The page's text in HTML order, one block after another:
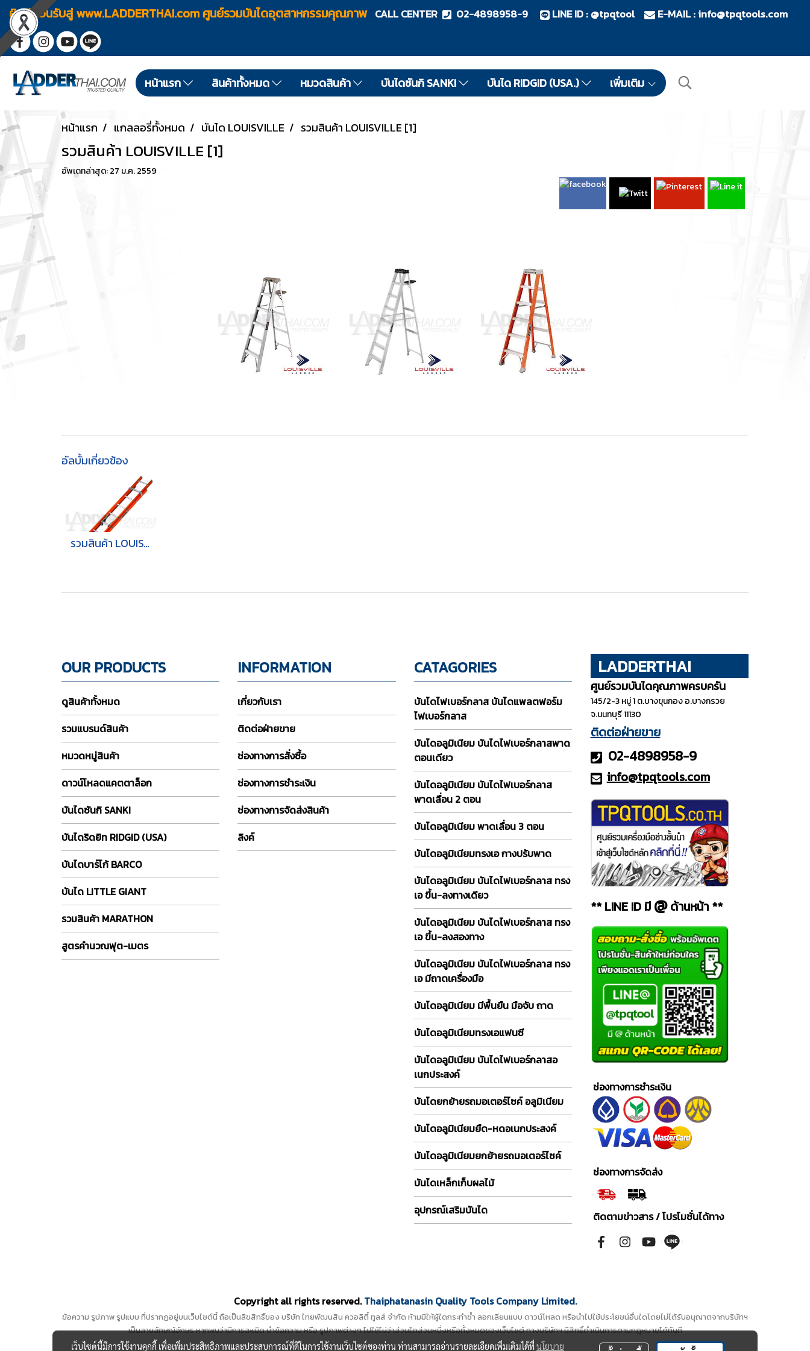
ยินดีต้อนรับสู่ www.LADDERTHAI.com ศูนย์รวมบันไดอุตสาหกรรมคุณภาพ CALL CENTER 02-4898958-9 LINE ID : @tpqtool E-MAIL : info@tpqtools.com
หน้าแรก สินค้าทั้งหมด หมวดสินค้า บันไดซันกิ SANKI บันได RIDGID (USA.) เพิ่มเติม
หน้าแรก แกลลอรี่ทั้งหมด บันได LOUISVILLE รวมสินค้า LOUISVILLE [1]
รวมสินค้า LOUISVILLE [1]
อัพเดทล่าสุด: 27 ม.ค. 2559
อัลบั้มเกี่ยวข้อง
รวมสินค้า LOUISVILLE [2]
OUR PRODUCTS
ดูสินค้าทั้งหมด
รวมแบรนด์สินค้า
หมวดหมู่สินค้า
ดาวน์โหลดแคตตาล็อก
บันไดซันกิ SANKI
บันไดริดยิท RIDGID (USA)
บันไดบาร์โก้ BARCO
บันได LITTLE GIANT
รวมสินค้า MARATHON
สูตรคำนวณฟุต-เมตร
INFORMATION
เกี่ยวกับเรา
ติดต่อฝ่ายขาย
ช่องทางการสั่งซื้อ
ช่องทางการชำระเงิน
ช่องทางการจัดส่งสินค้า
ลิงค์
CATAGORIES
บันไดไฟเบอร์กลาส บันไดแพลตฟอร์ม
ไฟเบอร์กลาส
บันไดอลูมิเนียม บันไดไฟเบอร์กลาสพาด
ตอนเดียว
บันไดอลูมิเนียม บันไดไฟเบอร์กลาส
พาดเลื่อน 2 ตอน
บันไดอลูมิเนียม พาดเลื่อน 3 ตอน
บันไดอลูมิเนียมทรงเอ กางปรับพาด
บันไดอลูมิเนียม บันไดไฟเบอร์กลาส ทรง
เอ ขึ้น-ลงทางเดียว
บันไดอลูมิเนียม บันไดไฟเบอร์กลาส ทรง
เอ ขึ้น-ลงสองทาง
บันไดอลูมิเนียม บันไดไฟเบอร์กลาส ทรง
เอ มีถาดเครื่องมือ
บันไดอลูมิเนียม มีพื้นยืน มือจับ ถาด
บันไดอลูมิเนียมทรงเอแฟนซี
บันไดอลูมิเนียม บันไดไฟเบอร์กลาสอ
เนกประสงค์
บันไดยกย้ายรถมอเตอร์ไซค์ อลูมิเนียม
บันไดอลูมิเนียมยืด-หดอเนกประสงค์
บันไดอลูมิเนียมยกย้ายรถมอเตอร์ไซค์
บันไดเหล็กเก็บผลไม้
อุปกรณ์เสริมบันได
LADDERTHAI
ศูนย์รวมบันไดคุณภาพครบครัน
145/2-3 หมู่ 1 ต.บางขุนกอง อ.บางกรวย
จ.นนทบุรี 11130
ติดต่อฝ่ายขาย
02-4898958-9
info@tpqtools.com
** LINE ID มี @ด้านหน้า **
ช่องทางการชำระเงิน
ช่องทางการจัดส่ง
ติดตามข่าวสาร / โปรโมชั่นได้ทาง
Copyright all rights reserved.Thaiphatanasin Quality Tools Company Limited.
ข้อความ รูปภาพ รูปแบบ ที่ปรากฏอยู่บนเว็บไซต์นี้ ถือเป็นลิขสิทธิ์ของ บริษัท ไทยพัฒนสิน ควอลิตี้ ทูลส์ จำกัด ห้ามมิให้ผู้ใดกระทำซ้ำ ลอกเลียนแบบ ดาวน์โหลด หรือนำไปใช้ประโยชน์อื่นใดโดยไม่ได้รับอนุญาตจากบริษัทฯ
เป็นลายลักษณ์อักษร หากพบว่ามีการละเมิด นำข้อความ หรือ รูปภาพต่างๆ ไปใช้ไม่ว่าส่วนใดส่วนหนึ่งหรือทั้งหมดของเว็บไซต์ ทางบริษัทฯ มีสิทธิ์ดำเนินการตามกฎหมายได้ทันที
เว็บไซต์นี้มีการใช้งานคุกกี้ เพื่อเพิ่มประสิทธิภาพและประสบการณ์ที่ดีในการใช้งานเว็บไซต์ของท่าน ท่านสามารถอ่านรายละเอียดเพิ่มเติมได้ที่นโยบาย